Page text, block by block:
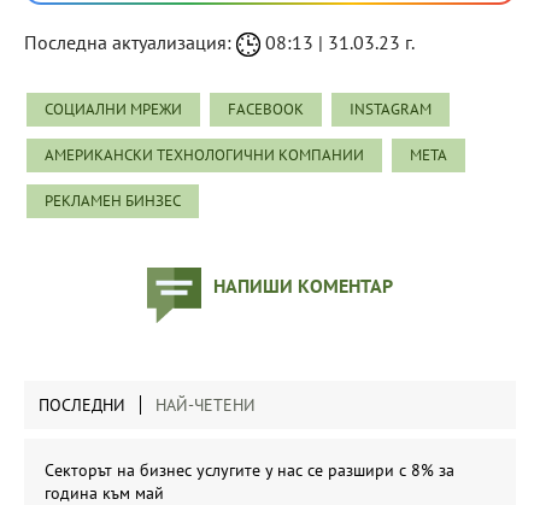
Последна актуализация: 08:13 | 31.03.23 г.
СОЦИАЛНИ МРЕЖИ FACEBOOK INSTAGRAM
АМЕРИКАНСКИ ТЕХНОЛОГИЧНИ КОМПАНИИ META
РЕКЛАМЕН БИНЗЕС
НАПИШИ КОМЕНТАР
ПОСЛЕДНИ НАЙ-ЧЕТЕНИ
Секторът на бизнес услугите у нас се разшири с 8% за
година към май